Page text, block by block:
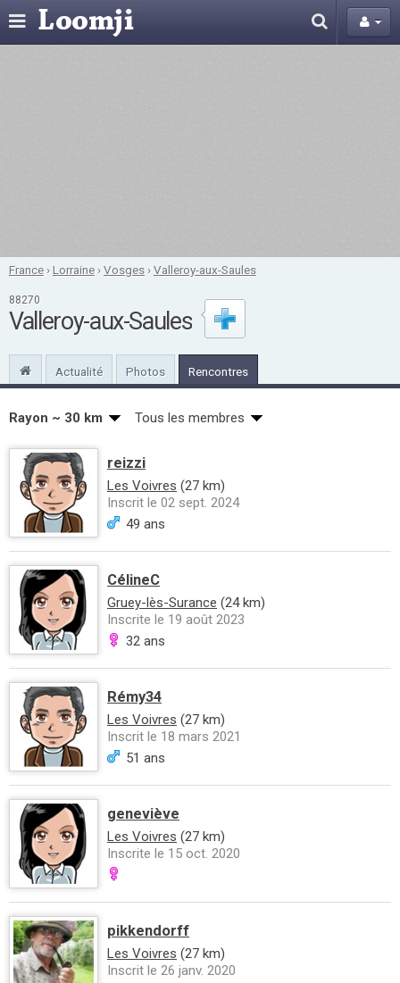
France ›Lorraine ›Vosges ›Valleroy-aux-Saules
88270
Valleroy-aux-Saules
Actualité Photos Rencontres
Rayon ~ 30 km Tous les membres
reizzi
Les Voivres (27 km)
Inscrit le 02 sept. 2024
49 ans
CélineC
Gruey-lès-Surance (24 km)
Inscrite le 19 août 2023
32 ans
Rémy34
Les Voivres (27 km)
Inscrit le 18 mars 2021
51 ans
geneviève
Les Voivres (27 km)
Inscrite le 15 oct. 2020
pikkendorff
Les Voivres (27 km)
Inscrit le 26 janv. 2020